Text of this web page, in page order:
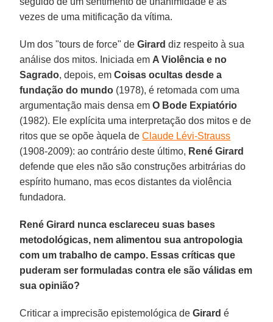
vezes de uma mitificação da vítima.
Um dos "tours de force" deGirard diz respeito à sua
análise dos mitos. Iniciada em A Violência e no
Sagrado, depois, em Coisas ocultas desde a
fundação do mundo (1978), é retomada com uma
argumentação mais densa emO Bode Expiatório
(1982). Ele explícita uma interpretação dos mitos e de
ritos que se opõe àquela deClaude Lévi-Strauss
(1908-2009): ao contrário deste último, René Girard
defende que eles não são construções arbitrárias do
espírito humano, mas ecos distantes da violência
fundadora.
René Girard nunca esclareceu suas bases
metodológicas, nem alimentou sua antropologia
com um trabalho de campo. Essas críticas que
puderam ser formuladas contra ele são válidas em
sua opinião?
Criticar a imprecisão epistemológica deGirard é